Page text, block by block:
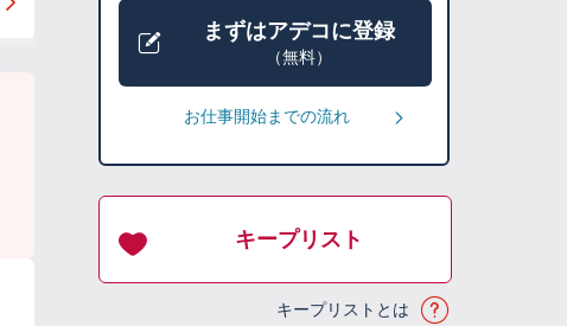
まずはアデコに登録
（無料）
お仕事開始までの流れ
キープリスト
キープリストとは